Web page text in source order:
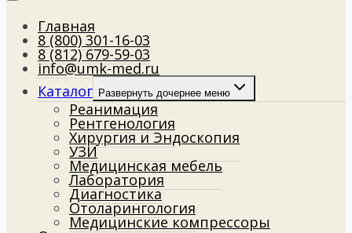
Главная
8 (800) 301-16-03
8 (812) 679-59-03
info@umk-med.ru
Каталог Развернуть дочернее меню
Реанимация
Рентгенология
Хирургия и Эндоскопия
УЗИ
Медицинская мебель
Лаборатория
Диагностика
Отоларингология
Медицинские компрессоры